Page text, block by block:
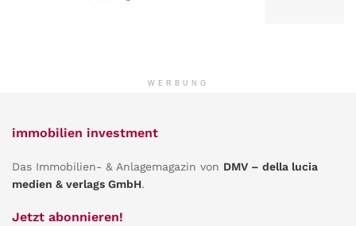
WERBUNG
immobilien investment
Das Immobilien- & Anlagemagazin von DMV – della lucia
medien & verlags GmbH.
Jetzt abonnieren!